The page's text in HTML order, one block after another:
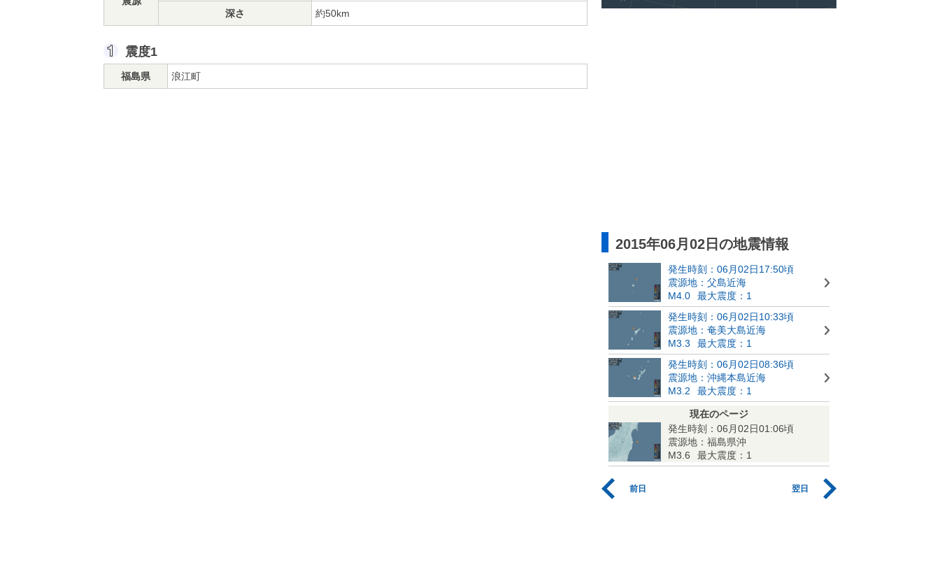
深さ
約50km
震度1
福島県 浪江町
2015年06月02日の地震情報
発生時刻：06月02日17:50頃
震源地：父島近海
M4.0
最大震度：1
発生時刻：06月02日10:33頃
震源地：奄美大島近海
M3.3
最大震度：1
発生時刻：06月02日08:36頃
震源地：沖縄本島近海
M3.2
最大震度：1
現在のページ
発生時刻：06月02日01:06頃
震源地：福島県沖
M3.6
最大震度：1
前日 翌日